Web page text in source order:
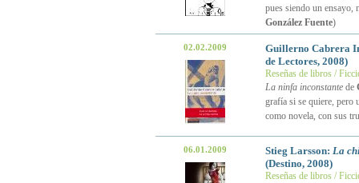
pues siendo un ensayo,
González Fuente)
02.02.2009
Guillerno Cabrera
de Lectores, 2008)
Reseñas de libros /
La ninfa inconstantede
grafía si se quiere, pero
como novela, con sus
06.01.2009 Stieg Larsson: La
(Destino, 2008)
Reseñas de libros /